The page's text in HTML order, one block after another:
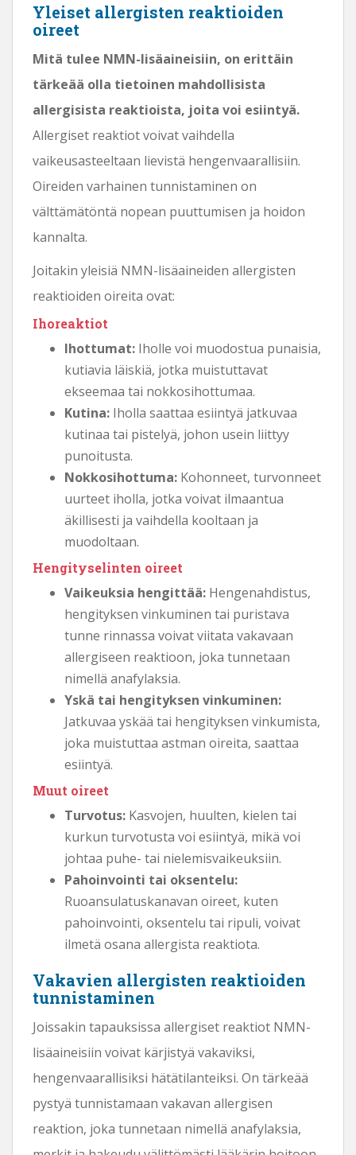
Yleiset allergisten reaktioiden
oireet
Mitä tulee NMN-lisäaineisiin, on erittäin
tärkeää olla tietoinen mahdollisista
allergisista reaktioista, joita voi esiintyä.
Allergiset reaktiot voivat vaihdella
vaikeusasteeltaan lievistä hengenvaarallisiin.
Oireiden varhainen tunnistaminen on
välttämätöntä nopean puuttumisen ja hoidon
kannalta.
Joitakin yleisiä NMN-lisäaineiden allergisten
reaktioiden oireita ovat:
Ihoreaktiot
Ihottumat: Iholle voi muodostua punaisia,
kutiavia läiskiä, ​​jotka muistuttavat
ekseemaa tai nokkosihottumaa.
Kutina: Iholla saattaa esiintyä jatkuvaa
kutinaa tai pistelyä, johon usein liittyy
punoitusta.
Nokkosihottuma: Kohonneet, turvonneet
uurteet iholla, jotka voivat ilmaantua
äkillisesti ja vaihdella kooltaan ja
muodoltaan.
Hengityselinten oireet
Vaikeuksia hengittää: Hengenahdistus,
hengityksen vinkuminen tai puristava
tunne rinnassa voivat viitata vakavaan
allergiseen reaktioon, joka tunnetaan
nimellä anafylaksia.
Yskä tai hengityksen vinkuminen:
Jatkuvaa yskää tai hengityksen vinkumista,
joka muistuttaa astman oireita, saattaa
esiintyä.
Muut oireet
Turvotus: Kasvojen, huulten, kielen tai
kurkun turvotusta voi esiintyä, mikä voi
johtaa puhe- tai nielemisvaikeuksiin.
Pahoinvointi tai oksentelu:
Ruoansulatuskanavan oireet, kuten
pahoinvointi, oksentelu tai ripuli, voivat
ilmetä osana allergista reaktiota.
Vakavien allergisten reaktioiden
tunnistaminen
Joissakin tapauksissa allergiset reaktiot NMN-
lisäaineisiin voivat kärjistyä vakaviksi,
hengenvaarallisiksi hätätilanteiksi. On tärkeää
pystyä tunnistamaan vakavan allergisen
reaktion, joka tunnetaan nimellä anafylaksia,